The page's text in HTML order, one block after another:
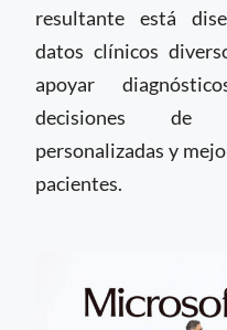
resultante está
datos clínicos
apoyar
decisiones de
personalizadas y
pacientes.